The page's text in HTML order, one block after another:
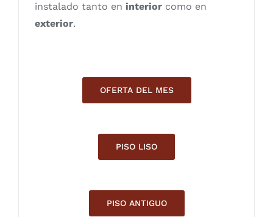
instalado tanto en interiorcomo en
exterior.
OFERTA DEL MES
PISO LISO
PISO ANTIGUO